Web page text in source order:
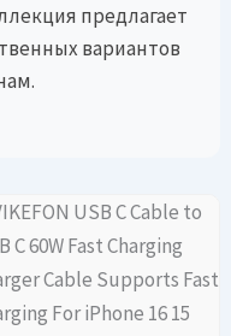
предлагает
вариантов